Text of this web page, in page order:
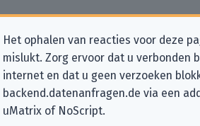
Het ophalen van reacties voor deze
mislukt. Zorg ervoor dat u verbonden
internet en dat u geen verzoeken
backend.datenanfragen.de via een
uMatrix of NoScript.
privacygerelateerde
aan “AUTODOC